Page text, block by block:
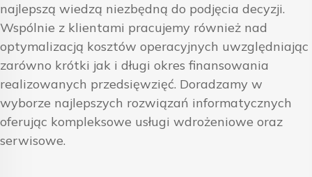
najlepszą wiedzą niezbędną do podjęcia decyzji.
Wspólnie z klientami pracujemy również nad
optymalizacją kosztów operacyjnych uwzględniając
zarówno krótki jak i długi okres finansowania
realizowanych przedsięwzięć. Doradzamy w
wyborze najlepszych rozwiązań informatycznych
oferując kompleksowe usługi wdrożeniowe oraz
serwisowe.